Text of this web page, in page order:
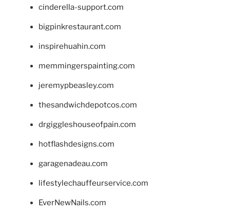
cinderella-support.com
bigpinkrestaurant.com
inspirehuahin.com
memmingerspainting.com
jeremypbeasley.com
thesandwichdepotcos.com
drgiggleshouseofpain.com
hotflashdesigns.com
garagenadeau.com
lifestylechauffeurservice.com
EverNewNails.com